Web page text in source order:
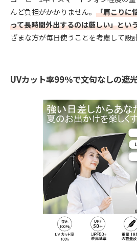
んど負担がかかりません。 「肩こりに
って長時間外出するのは厳しい」とい
ざまな方が毎日使うことを考慮して設
UVカット率99％で文句なしの遮